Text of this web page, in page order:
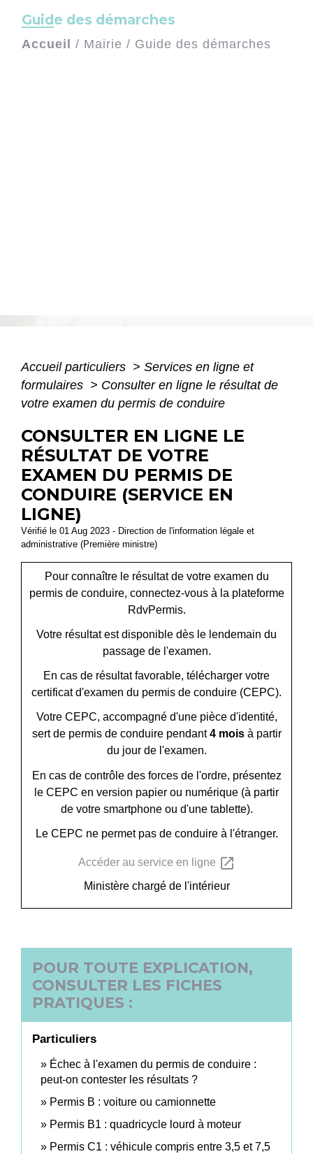
Guide des démarches
Accueil / Mairie / Guide des démarches
Accueil particuliers > Services en ligne et
formulaires > Consulter en ligne le résultat de
votre examen du permis de conduire
CONSULTER EN LIGNE LE
RÉSULTAT DE VOTRE
EXAMEN DU PERMIS DE
CONDUIRE (SERVICE EN
LIGNE)
Vérifié le 01 Aug 2023 - Direction de l'information légale et
administrative (Première ministre)
Pour connaître le résultat de votre examen du
permis de conduire, connectez-vous à la plateforme
RdvPermis.
Votre résultat est disponible dès le lendemain du
passage de l'examen.
En cas de résultat favorable, télécharger votre
certificat d'examen du permis de conduire (CEPC).
Votre CEPC, accompagné d'une pièce d'identité,
sert de permis de conduire pendant4 moisà partir
du jour de l'examen.
En cas de contrôle des forces de l'ordre, présentez
le CEPC en version papier ou numérique (à partir
de votre smartphone ou d'une tablette).
Le CEPC ne permet pas de conduire à l'étranger.
Accéder au service en ligne open_in_new
Ministère chargé de l'intérieur
POUR TOUTE EXPLICATION,
CONSULTER LES FICHES
PRATIQUES :
Particuliers
Échec à l'examen du permis de conduire :
peut-on contester les résultats ?
Permis B : voiture ou camionnette
Permis B1 : quadricycle lourd à moteur
Permis C1 : véhicule compris entre 3,5 et 7,5